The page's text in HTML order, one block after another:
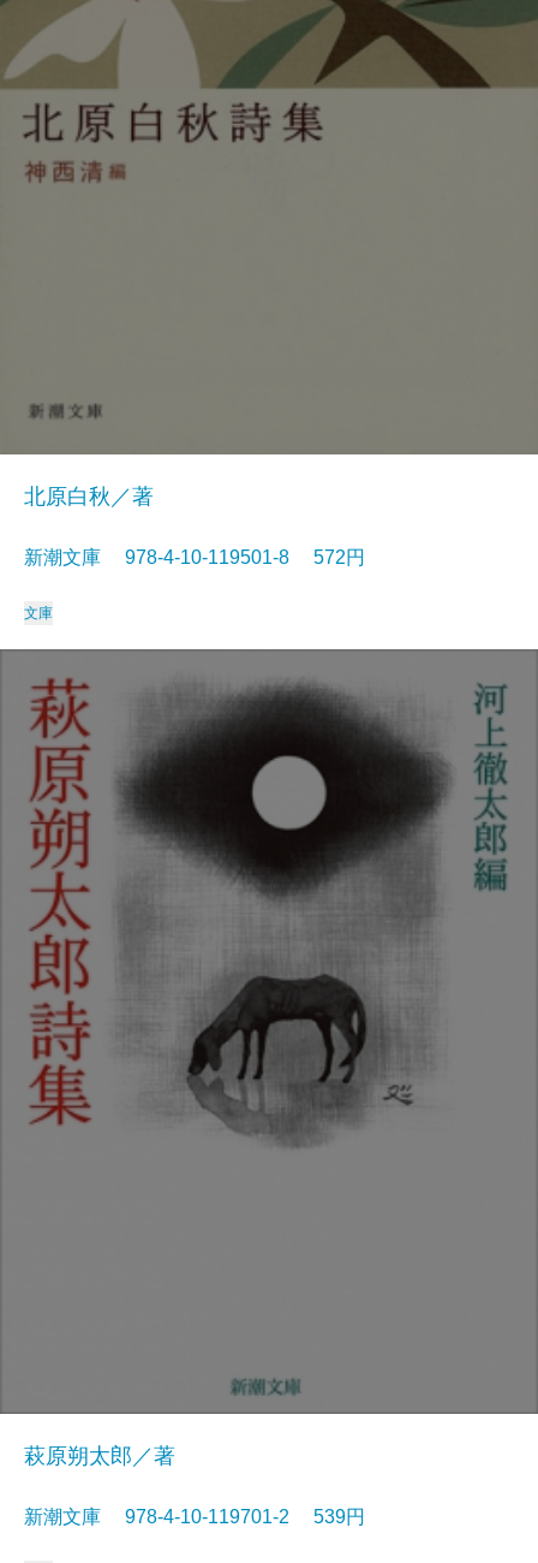
北原白秋／著
新潮文庫 978-4-10-119501-8 572円
文庫
萩原朔太郎／著
新潮文庫 978-4-10-119701-2 539円